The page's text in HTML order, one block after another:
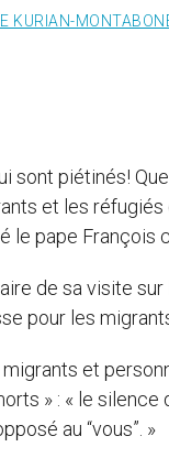
KURIAN-
sont piétinés!
et les
le pape François
de sa visite
pour les
et
» : « le silence
au “vous”. »